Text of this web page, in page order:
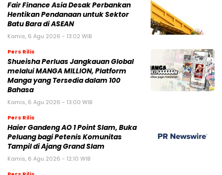
Fair Finance Asia Desak Perbankan
Hentikan Pendanaan untuk Sektor
Batu Bara di ASEAN
Kamis, 6 Agu 2026 - 13:02 WIB
Pers Rilis
Shueisha Perluas Jangkauan Global
melalui MANGA MILLION, Platform
Manga yang Tersedia dalam 100
Bahasa
Kamis, 6 Agu 2026 - 13:00 WIB
Pers Rilis
Haier Gandeng AO 1 Point Slam, Buka
Peluang bagi Petenis Komunitas
Tampil di Ajang Grand Slam
Kamis, 6 Agu 2026 - 12:10 WIB